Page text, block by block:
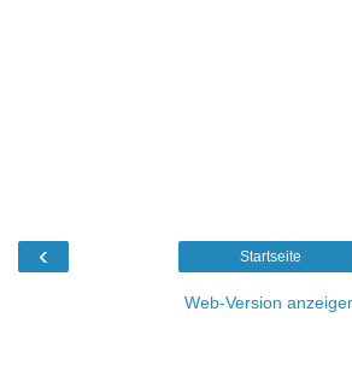
‹ Startseite
Web-Version